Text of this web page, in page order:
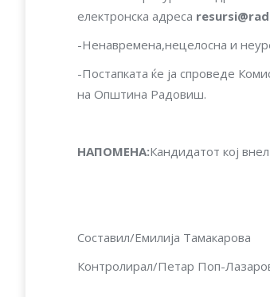
електронска адреса
-Ненавремена,нецелосна и
-Постапката ќе ја спроведе
на Општина Радовиш.
НАПОМЕНА:Кандидатот кој
Составил/Емилија Тамакарова
Контролирал/Петар Поп-